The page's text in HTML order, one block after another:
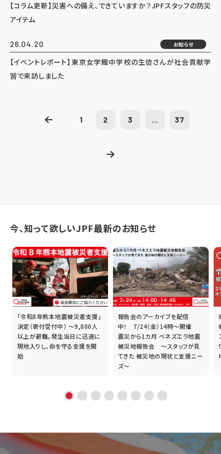
【コラム更新】災害への備え、できていますか？JPFスタッフの防災
アイテム
26.04.20 お知らせ
【イベントレポート】東京女学館中学校の生徒さんが社会貢献学
習で来訪しました
1 2 3 ... 37
今、知って欲しいJPF最新のお知らせ
「令和8年熊本地震被災者支援」
決定（寄付受付中） ～9,800人
以上が避難。発生当日に迅速に
現地入りし、命を守る支援を開
始
報告会のアーカイブを配信
中！ 7/24（金）14時～開催
震災から1カ月 ベネズエラ地震
被災地報告会 ～スタッフが見
てきた 被災地の現状と支援ニー
ズ～